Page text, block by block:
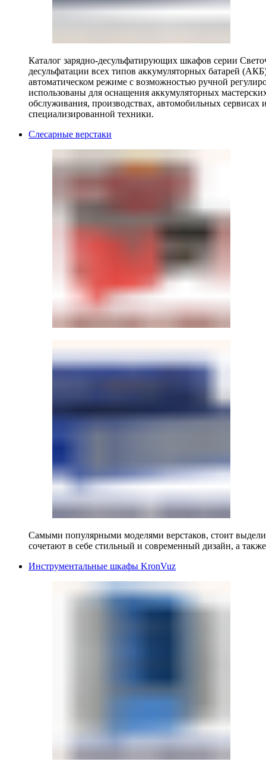
Каталог зарядно-десульфатирующих шкафов серии
десульфатации всех типов аккумуляторных батарей
автоматическом режиме с возможностью ручной
использованы для оснащения аккумуляторных
обслуживания, производствах, автомобильных
специализированной техники.
Слесарные верстаки
Самыми популярными моделями верстаков, стоит
сочетают в себе стильный и современный дизайн, а
Инструментальные шкафы KronVuz